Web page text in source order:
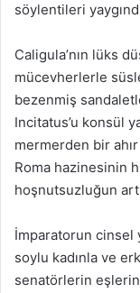
söylentileri
Caligula’nın lüks
mücevherlerle
bezenmiş
Incitatus’u konsül
mermerden bir ahır
Roma hazinesinin
hoşnutsuzluğun
İmparatorun cinsel
soylu kadınla ve
senatörlerin